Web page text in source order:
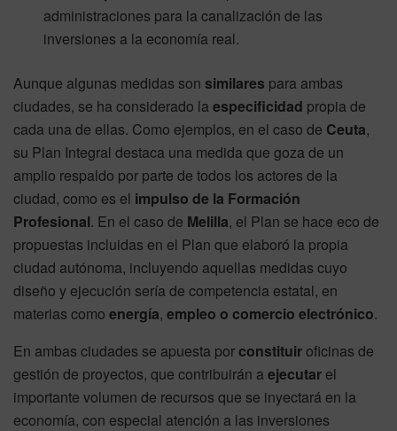
administraciones para la canalización de las
inversiones a la economía real.
Aunque algunas medidas son similares para ambas
ciudades, se ha considerado laespecificidad propia de
cada una de ellas. Como ejemplos, en el caso de Ceuta,
su Plan Integral destaca una medida que goza de un
amplio respaldo por parte de todos los actores de la
ciudad, como es el impulso de la Formación
Profesional. En el caso de Melilla, el Plan se hace eco de
propuestas incluidas en el Plan que elaboró la propia
ciudad autónoma, incluyendo aquellas medidas cuyo
diseño y ejecución sería de competencia estatal, en
materias como energía, empleo o comercio electrónico.
En ambas ciudades se apuesta porconstituiroficinas de
gestión de proyectos, que contribuirán aejecutar el
importante volumen de recursos que se inyectará en la
economía, con especial atención a las inversiones